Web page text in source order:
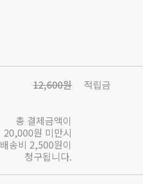
12,600원 적립금
총 결제금액이
20,000원 미만시
배송비 2,500원이
청구됩니다.